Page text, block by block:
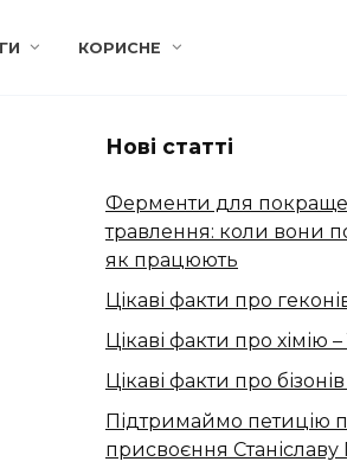
КОРИСНЕ
Нові статті
Ферменти для
травлення: коли вони
як працюють
Цікаві факти про
Цікаві факти про хімію
Цікаві факти про
Підтримаймо петицію
присвоєння